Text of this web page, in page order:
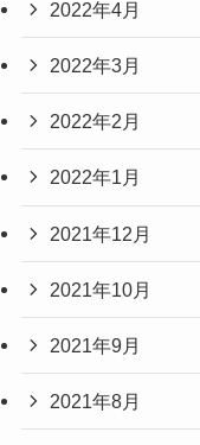
2022年4月
2022年3月
2022年2月
2022年1月
2021年12月
2021年10月
2021年9月
2021年8月